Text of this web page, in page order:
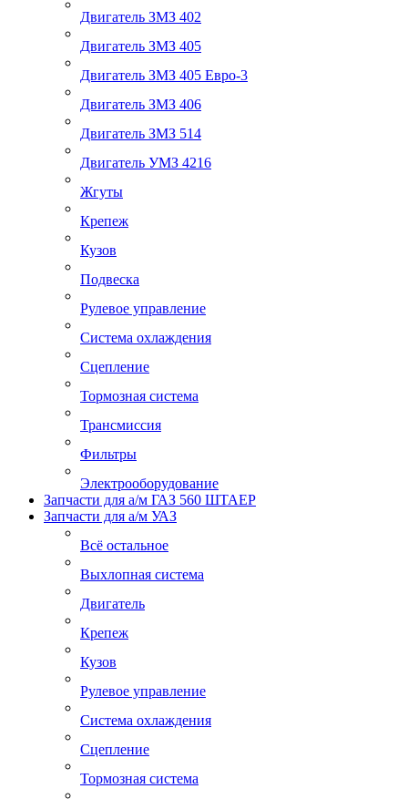
Двигатель ЗМЗ 402
Двигатель ЗМЗ 405
Двигатель ЗМЗ 405 Евро-3
Двигатель ЗМЗ 406
Двигатель ЗМЗ 514
Двигатель УМЗ 4216
Жгуты
Крепеж
Кузов
Подвеска
Рулевое управление
Система охлаждения
Сцепление
Тормозная система
Трансмиссия
Фильтры
Электрооборудование
Запчасти для а/м ГАЗ 560 ШТАЕР
Запчасти для а/м УАЗ
Всё остальное
Выхлопная система
Двигатель
Крепеж
Кузов
Рулевое управление
Система охлаждения
Сцепление
Тормозная система